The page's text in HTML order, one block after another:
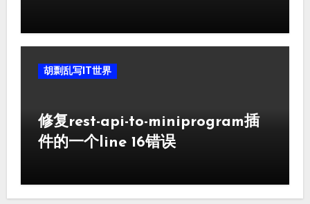
胡剽乱写IT世界
修复rest-api-to-miniprogram插
件的一个line 16错误